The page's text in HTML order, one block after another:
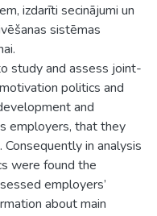
izdarīti secinājumi un
sistēmas
study and assess joint-
politics and
and
employers, that they
in analysis
were found the
employers’
about main